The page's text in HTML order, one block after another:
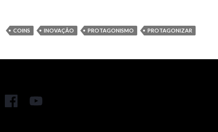
COINS INOVAÇÃO PROTAGONISMO PROTAGONIZAR